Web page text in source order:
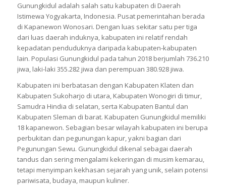
Gunungkidul adalah salah satu kabupaten di Daerah
Istimewa Yogyakarta, Indonesia. Pusat pemerintahan berada
di Kapanewon Wonosari. Dengan luas sekitar satu per tiga
dari luas daerah induknya, kabupaten ini relatif rendah
kepadatan penduduknya daripada kabupaten-kabupaten
lain. Populasi Gunungkidul pada tahun 2018 berjumlah 736.210
jiwa, laki-laki 355.282 jiwa dan perempuan 380.928 jiwa.
Kabupaten ini berbatasan dengan Kabupaten Klaten dan
Kabupaten Sukoharjo di utara, Kabupaten Wonogiri di timur,
Samudra Hindia di selatan, serta Kabupaten Bantul dan
Kabupaten Sleman di barat. Kabupaten Gunungkidul memiliki
18 kapanewon. Sebagian besar wilayah kabupaten ini berupa
perbukitan dan pegunungan kapur, yakni bagian dari
Pegunungan Sewu. Gunungkidul dikenal sebagai daerah
tandus dan sering mengalami kekeringan di musim kemarau,
tetapi menyimpan kekhasan sejarah yang unik, selain potensi
pariwisata, budaya, maupun kuliner.